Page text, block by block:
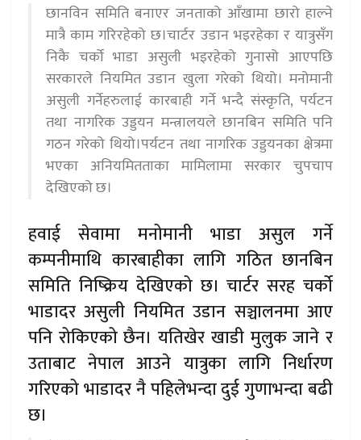
छानविन समिति बनाएर जनताको आँखामा छारो हाल्ने
मात्रै काम गरिरहेको छ।चार्टर उडान भइरहेका र यात्रुसँग
निकै चर्को भाडा असुली भइरहेको गुनासो आएपछि
सरकारले नियमित उडान खुला गरेको थियो। मनोमानी
असुली गर्नेहरुलाई कारबाही गर्ने भन्दै संस्कृति, पर्यटन
तथा नागरिक उड्डयन मन्त्रालयले छानबिन समिति पनि
गठन गरेको थियो।पर्यटन तथा नागरिक उड्डयनका क्षेत्रमा
भएका अनियमितताका मामिलामा सरकार चुपचाप
देखिएको छ।
हवाई सेवामा मनोमानी भाडा असुल गर्ने
कम्पनीमाथि कारबाहीका लागि गठित छानबिन
समिति निष्क्रिय देखिएको छ। चार्टर सरह चर्को
भाडादर असुली नियमित उडान सञ्चालनमा आए
पनि रोकिएको छैन। यतिखेर खाडी मुलुक जाने र
उताबाट नेपाल आउने यात्रुका लागि निर्धारण
गरिएको भाडादर नै पहिलेभन्दा दुई गुणाभन्दा बढी
छ।